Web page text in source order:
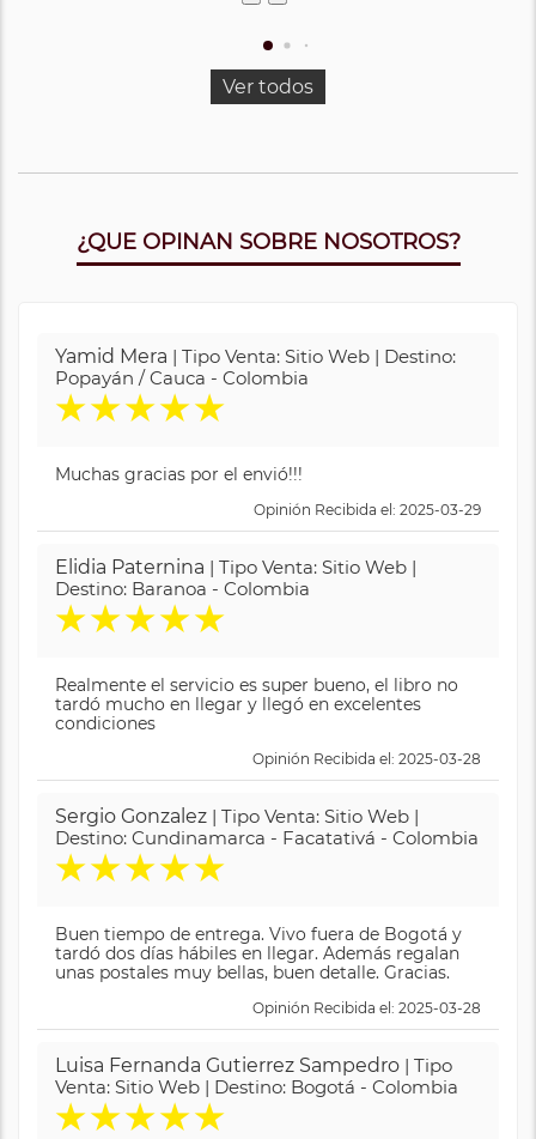
Ver todos
¿QUE OPINAN SOBRE NOSOTROS?
Yamid Mera | Tipo Venta: Sitio Web | Destino:
Popayán / Cauca - Colombia
★★★★★
Muchas gracias por el envió!!!
Opinión Recibida el: 2025-03-29
Elidia Paternina | Tipo Venta: Sitio Web |
Destino: Baranoa - Colombia
★★★★★
Realmente el servicio es super bueno, el libro no
tardó mucho en llegar y llegó en excelentes
condiciones
Opinión Recibida el: 2025-03-28
Sergio Gonzalez | Tipo Venta: Sitio Web |
Destino: Cundinamarca - Facatativá - Colombia
★★★★★
Buen tiempo de entrega. Vivo fuera de Bogotá y
tardó dos días hábiles en llegar. Además regalan
unas postales muy bellas, buen detalle. Gracias.
Opinión Recibida el: 2025-03-28
Luisa Fernanda Gutierrez Sampedro | Tipo
Venta: Sitio Web | Destino: Bogotá - Colombia
★★★★★